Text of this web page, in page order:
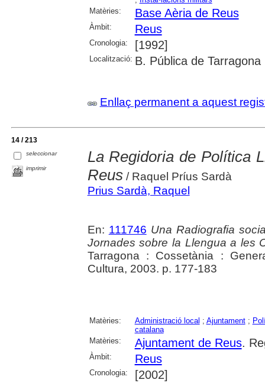
Matèries:
Base Aèria de Reus
Àmbit: Reus
Cronologia: [1992]
Localització: B. Pública de Tarragona
Enllaç permanent a aquest
14 / 213
seleccionar
imprimir
La Regidoria de Política
Reus/ Raquel Príus Sardà
Prius Sardà, Raquel
En: 111746 Una Radiografia
Jornades sobre la Llengua a les
Tarragona : Cossetània :
Cultura, 2003. p. 177-183
Matèries: Administració local ; Ajuntament;
catalana
Matèries:
Ajuntament de Reus.
Àmbit: Reus
Cronologia: [2002]